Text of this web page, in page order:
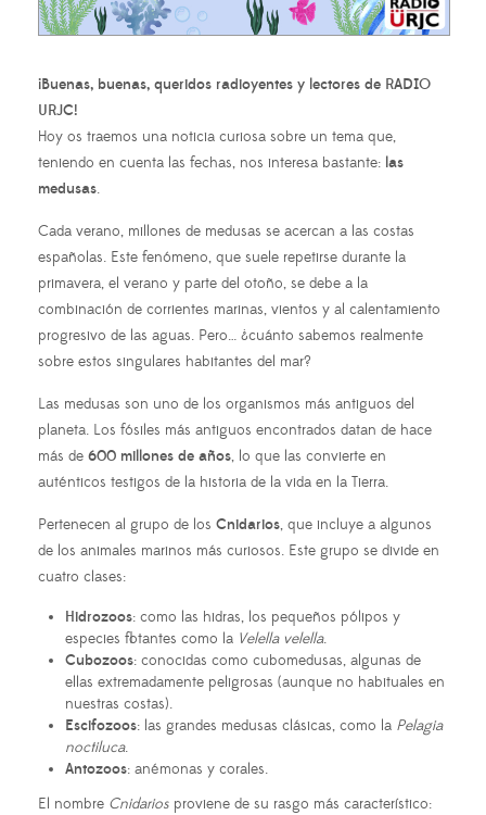
¡Buenas, buenas, queridos radioyentes y lectores de RADIO
URJC!
Hoy os traemos una noticia curiosa sobre un tema que,
teniendo en cuenta las fechas, nos interesa bastante: las
medusas.
Cada verano, millones de medusas se acercan a las costas
españolas. Este fenómeno, que suele repetirse durante la
primavera, el verano y parte del otoño, se debe a la
combinación de corrientes marinas, vientos y al calentamiento
progresivo de las aguas. Pero… ¿cuánto sabemos realmente
sobre estos singulares habitantes del mar?
Las medusas son uno de los organismos más antiguos del
planeta. Los fósiles más antiguos encontrados datan de hace
más de 600 millones de años, lo que las convierte en
auténticos testigos de la historia de la vida en la Tierra.
Pertenecen al grupo de los Cnidarios, que incluye a algunos
de los animales marinos más curiosos. Este grupo se divide en
cuatro clases:
Hidrozoos: como las hidras, los pequeños pólipos y
especies flotantes como la Velella velella.
Cubozoos: conocidas como cubomedusas, algunas de
ellas extremadamente peligrosas (aunque no habituales en
nuestras costas).
Escifozoos: las grandes medusas clásicas, como la Pelagia
noctiluca.
Antozoos: anémonas y corales.
El nombre Cnidarios proviene de su rasgo más característico: